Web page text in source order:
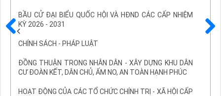
BẦU CỬ ĐẠI BIỂU QUỐC HỘI VÀ HĐND CÁC CẤP NHIỆM
KỲ 2026 - 2031
CHÍNH SÁCH - PHÁP LUẬT
ĐỒNG THUẬN TRONG NHÂN DÂN - XÂY DỰNG KHU DÂN
CƯ ĐOÀN KẾT, DÂN CHỦ, ẤM NO, AN TOÀN HẠNH PHÚC
HOẠT ĐỘNG CỦA CÁC TỔ CHỨC CHÍNH TRỊ - XÃ HỘI CẤP
Trước